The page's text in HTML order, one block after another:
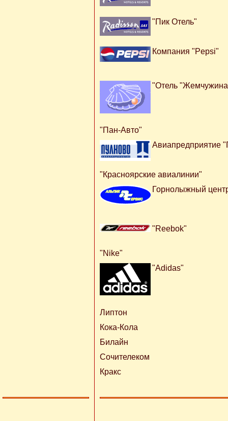
"Пик Отель"
Компания "Pepsi"
"Отель
"Пан-Авто"
Авиапредприятие
"Красноярские авиалинии"
Горнолыжный
"Reebok"
"Nike"
"Adidas"
Липтон
Кока-Кола
Билайн
Сочителеком
Кракс